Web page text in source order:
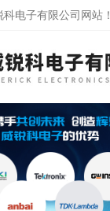
电子有限公司网站！